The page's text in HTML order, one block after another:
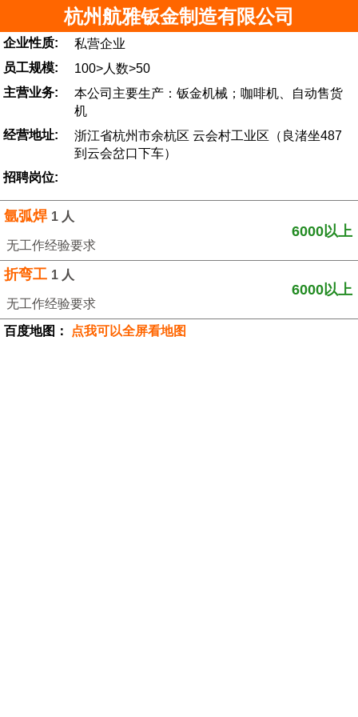
杭州航雅钣金制造有限公司
企业性质:
私营企业
员工规模:
100>人数>50
主营业务:
本公司主要生产：钣金机械；咖啡机、自动售货
机
经营地址:
浙江省杭州市余杭区 云会村工业区（良渚坐487
到云会岔口下车）
招聘岗位:
氩弧焊 1 人
无工作经验要求
6000以上
折弯工 1 人
无工作经验要求
6000以上
百度地图： 点我可以全屏看地图